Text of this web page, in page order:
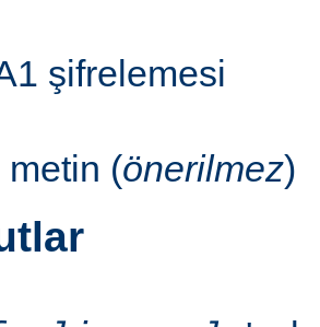
şifrelemesi
metin (önerilmez)